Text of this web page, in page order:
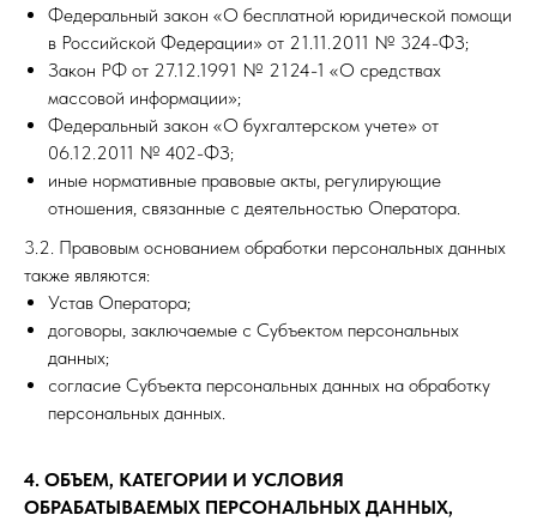
Федеральный закон «О бесплатной юридической помощи
в Российской Федерации» от 21.11.2011 № 324-ФЗ;
Закон РФ от 27.12.1991 № 2124-1 «О средствах
массовой информации»;
Федеральный закон «О бухгалтерском учете» от
06.12.2011 № 402-ФЗ;
иные нормативные правовые акты, регулирующие
отношения, связанные с деятельностью Оператора.
3.2. Правовым основанием обработки персональных данных
также являются:
Устав Оператора;
договоры, заключаемые с Субъектом персональных
данных;
согласие Субъекта персональных данных на обработку
персональных данных.
4. ОБЪЕМ, КАТЕГОРИИ И УСЛОВИЯ
ОБРАБАТЫВАЕМЫХ ПЕРСОНАЛЬНЫХ ДАННЫХ,